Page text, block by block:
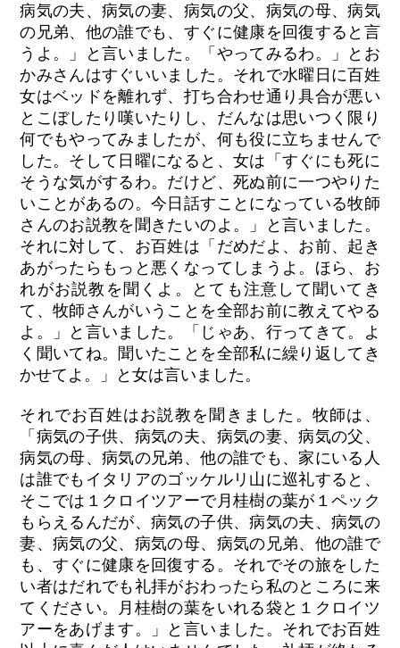
病気の夫、病気の妻、病気の父、病気の母、病気
の兄弟、他の誰でも、すぐに健康を回復すると言
うよ。」と言いました。「やってみるわ。」とお
かみさんはすぐいいました。それで水曜日に百姓
女はベッドを離れず、打ち合わせ通り具合が悪い
とこぼしたり嘆いたりし、だんなは思いつく限り
何でもやってみましたが、何も役に立ちませんで
した。そして日曜になると、女は「すぐにも死に
そうな気がするわ。だけど、死ぬ前に一つやりた
いことがあるの。今日話すことになっている牧師
さんのお説教を聞きたいのよ。」と言いました。
それに対して、お百姓は「だめだよ、お前、起き
あがったらもっと悪くなってしまうよ。ほら、お
れがお説教を聞くよ。とても注意して聞いてき
て、牧師さんがいうことを全部お前に教えてやる
よ。」と言いました。「じゃあ、行ってきて。よ
く聞いてね。聞いたことを全部私に繰り返してき
かせてよ。」と女は言いました。
それでお百姓はお説教を聞きました。牧師は、
「病気の子供、病気の夫、病気の妻、病気の父、
病気の母、病気の兄弟、他の誰でも、家にいる人
は誰でもイタリアのゴッケルリ山に巡礼すると、
そこでは１クロイツアーで月桂樹の葉が１ペック
もらえるんだが、病気の子供、病気の夫、病気の
妻、病気の父、病気の母、病気の兄弟、他の誰で
も、すぐに健康を回復する。それでその旅をした
い者はだれでも礼拝がおわったら私のところに来
てください。月桂樹の葉をいれる袋と１クロイツ
アーをあげます。」と言いました。それでお百姓